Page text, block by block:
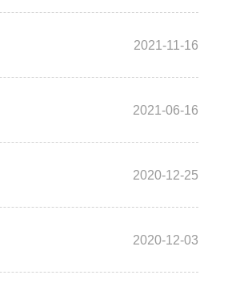
2021-11-16
2021-06-16
2020-12-25
2020-12-03